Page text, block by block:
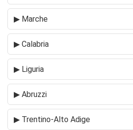
▶ Marche
▶ Calabria
▶ Liguria
▶ Abruzzi
▶ Trentino-Alto Adige